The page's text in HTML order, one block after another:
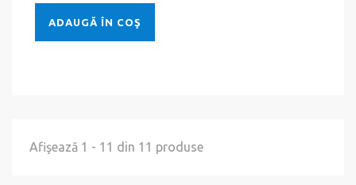
ADAUGĂ ÎN COŞ
Afişează 1 - 11 din 11 produse